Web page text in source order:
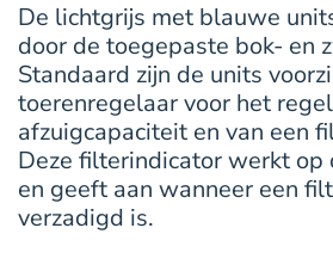
De lichtgrijs met blauwe
door de toegepaste bok- en
Standaard zijn de units
toerenregelaar voor het
afzuigcapaciteit en van een
Deze filterindicator werkt
en geeft aan wanneer een
verzadigd is.